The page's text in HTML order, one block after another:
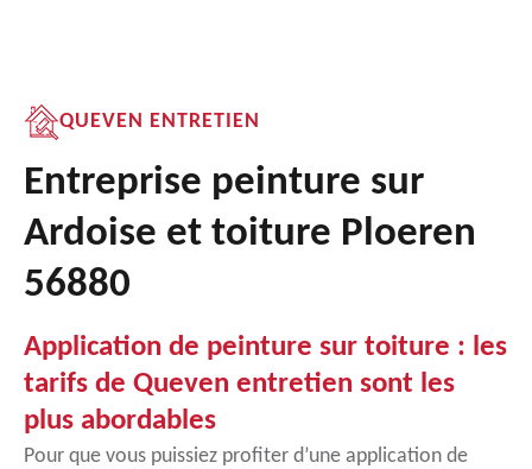
QUEVEN ENTRETIEN
Entreprise peinture sur
Ardoise et toiture Ploeren
56880
Application de peinture sur toiture : les
tarifs de Queven entretien sont les
plus abordables
Pour que vous puissiez profiter d’une application de